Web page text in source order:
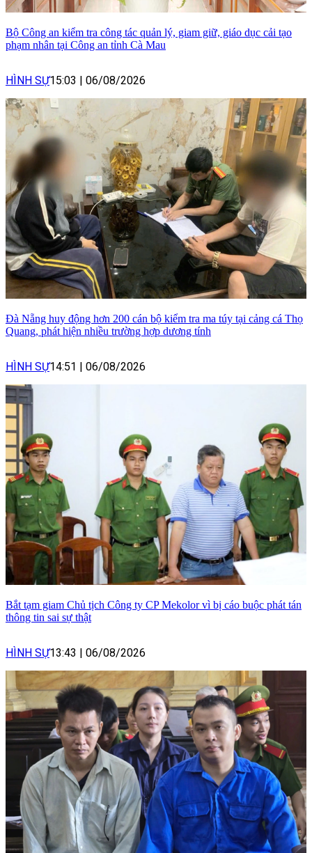
Bộ Công an kiểm tra công tác quản lý, giam giữ, giáo dục cải tạo
phạm nhân tại Công an tỉnh Cà Mau
HÌNH SỰ15:03 | 06/08/2026
Đà Nẵng huy động hơn 200 cán bộ kiểm tra ma túy tại cảng cá Thọ
Quang, phát hiện nhiều trường hợp dương tính
HÌNH SỰ14:51 | 06/08/2026
Bắt tạm giam Chủ tịch Công ty CP Mekolor vì bị cáo buộc phát tán
thông tin sai sự thật
HÌNH SỰ13:43 | 06/08/2026